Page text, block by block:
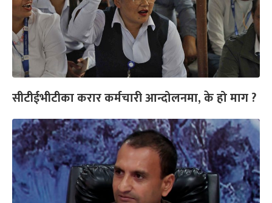
सीटीईभीटीका करार कर्मचारी आन्दोलनमा, के हो माग ?